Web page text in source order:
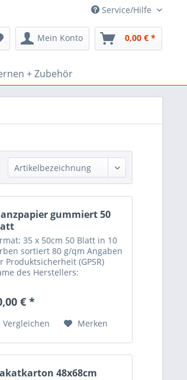
Service/Hilfe
Mein Konto 0,00 € *
+ Zubehör
gummiert 50
35 x 50cm 50 Blatt in 10
sortiert 80 g/qm Angaben
Produktsicherheit (GPSR)
des Herstellers:
29-41 Ort: 34123 Kassel
€ *
Vergleichen Merken
48x68cm